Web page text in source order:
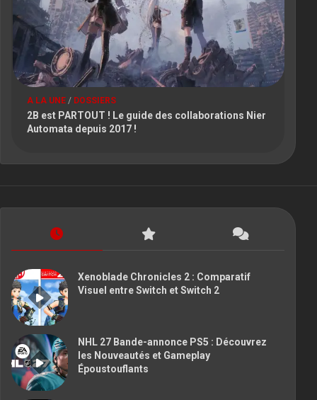
A LA UNE / DOSSIERS
2B est PARTOUT ! Le guide des collaborations Nier
Automata depuis 2017 !
Xenoblade Chronicles 2 : Comparatif
Visuel entre Switch et Switch 2
NHL 27 Bande-annonce PS5 : Découvrez
les Nouveautés et Gameplay
Époustouflants